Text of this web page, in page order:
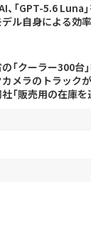
、「GPT-5.6 Luna
ル自身による効
「クーラー300台
カメラのトラック
「販売用の在庫を